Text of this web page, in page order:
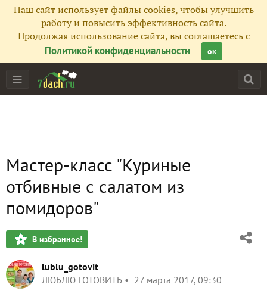
Наш сайт использует файлы cookies, чтобы улучшить
работу и повысить эффективность сайта.
Продолжая использование сайта, вы соглашаетесь с
Политикой конфиденциальности
ок
Мастер-класс "Куриные
отбивные с салатом из
помидоров"
В избранное!
lublu_gotovit
ЛЮБЛЮ ГОТОВИТЬ
27 марта 2017, 09:30